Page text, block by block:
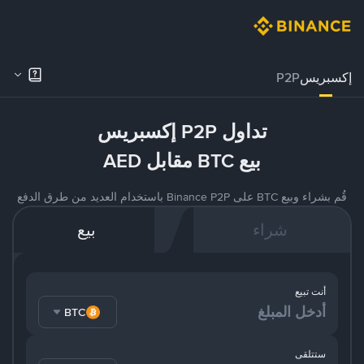
إكسبريسP2P
تداول P2P إكسبريس
بيع BTC مقابل AED
قُم بشراء وبيع BTC على Binance P2P باستخدام العديد من طرق الدفع
شراء بيع
ستتلقى
أنت تبيع
BTC